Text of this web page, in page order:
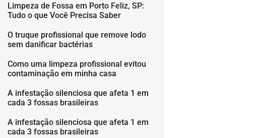
Limpeza de Fossa em Porto Feliz, SP:
Tudo o que Você Precisa Saber
O truque profissional que remove lodo
sem danificar bactérias
Como uma limpeza profissional evitou
contaminação em minha casa
A infestação silenciosa que afeta 1 em
cada 3 fossas brasileiras
A infestação silenciosa que afeta 1 em
cada 3 fossas brasileiras